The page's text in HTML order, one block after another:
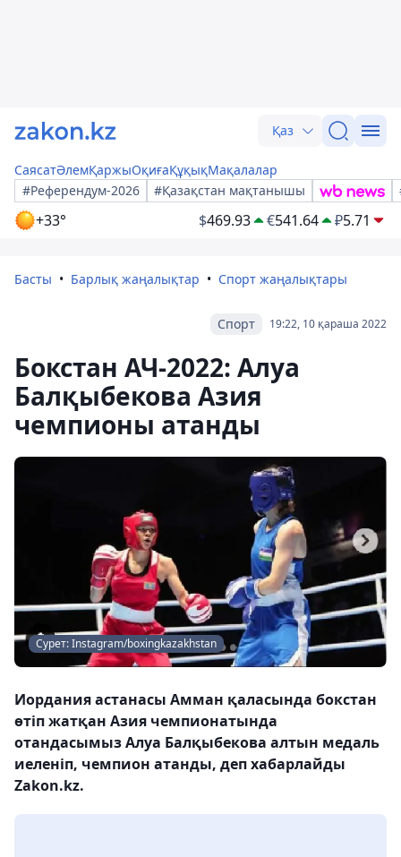
Қаз
СаясатӘлемҚаржыОқиғаҚұқықМақалалар
#Референдум-2026
#Қазақстан мақтанышы
+33° $469.93 €541.64 ₽5.71
Басты Барлық жаңалықтар Спорт жаңалықтары
19:22, 10 қараша 2022
Спорт
Бокстан АЧ-2022: Алуа
Балқыбекова Азия
чемпионы атанды
Сурет: Instagram/boxingkazakhstan
Иордания астанасы Амман қаласында бокстан
өтіп жатқан Азия чемпионатында
отандасымыз Алуа Балқыбекова алтын медаль
иеленіп, чемпион атанды, деп хабарлайды
Zakon.kz.